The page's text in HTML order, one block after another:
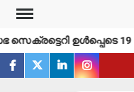
Skip
content
ഉള്‍പ്പെടെ 19
facebook
twitterlinkedininstagram